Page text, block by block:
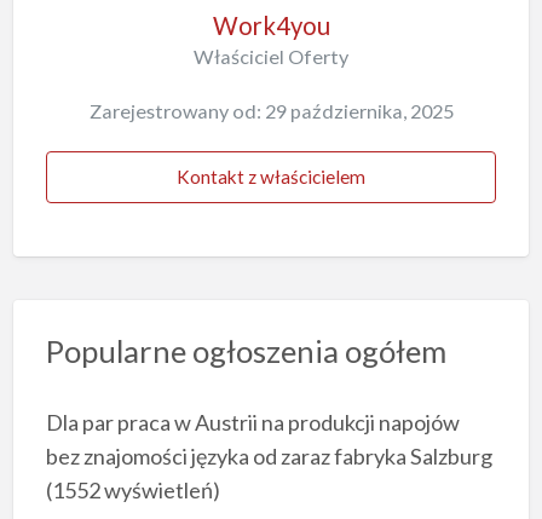
Work4you
Właściciel Oferty
Zarejestrowany od: 29 października, 2025
Kontakt z właścicielem
Popularne ogłoszenia ogółem
Dla par praca w Austrii na produkcji napojów
bez znajomości języka od zaraz fabryka Salzburg
(1552 wyświetleń)